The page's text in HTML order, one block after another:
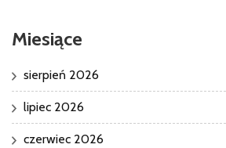
Miesiące
sierpień 2026
lipiec 2026
czerwiec 2026